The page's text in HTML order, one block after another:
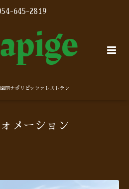
645-2819
前ナポリピッツァレストラン
メーション